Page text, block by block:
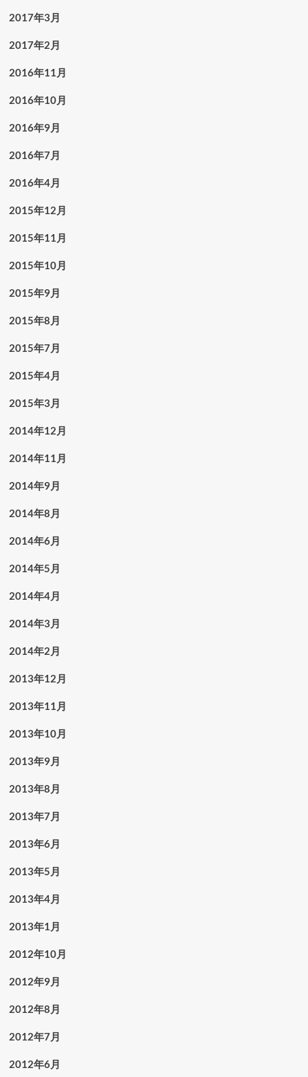
2017年3月
2017年2月
2016年11月
2016年10月
2016年9月
2016年7月
2016年4月
2015年12月
2015年11月
2015年10月
2015年9月
2015年8月
2015年7月
2015年4月
2015年3月
2014年12月
2014年11月
2014年9月
2014年8月
2014年6月
2014年5月
2014年4月
2014年3月
2014年2月
2013年12月
2013年11月
2013年10月
2013年9月
2013年8月
2013年7月
2013年6月
2013年5月
2013年4月
2013年1月
2012年10月
2012年9月
2012年8月
2012年7月
2012年6月